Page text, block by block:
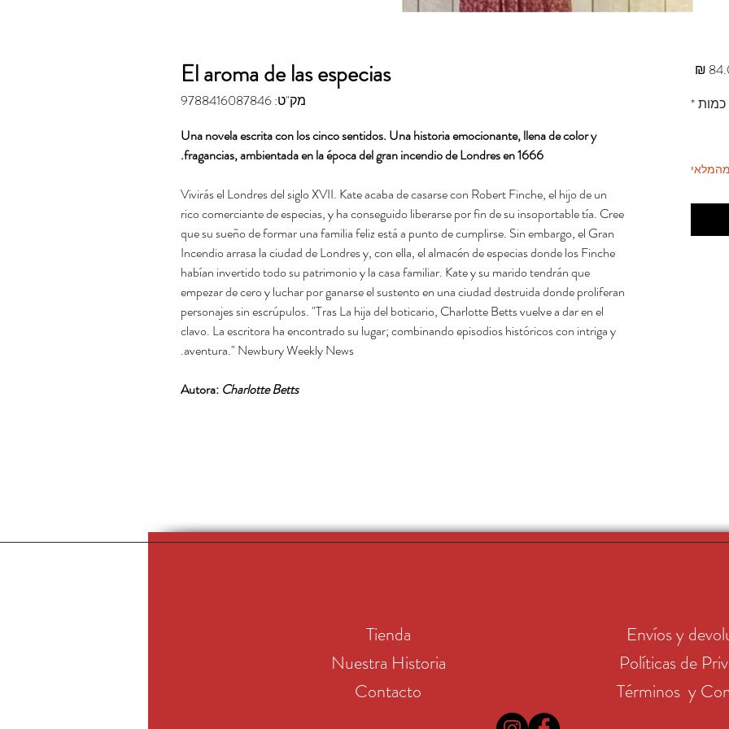
El aroma de las especias
מק"ט: 9788416087846
Una novela escrita con los cinco sentidos. Una historia emocionante, llena de color y
fragancias, ambientada en la época del gran incendio de Londres en 1666.
Vivirás el Londres del siglo XVII. Kate acaba de casarse con Robert Finche, el hijo de un
rico comerciante de especias, y ha conseguido liberarse por fin de su insoportable tía. Cree
que su sueño de formar una familia feliz está a punto de cumplirse. Sin embargo, el Gran
Incendio arrasa la ciudad de Londres y, con ella, el almacén de especias donde los Finche
habían invertido todo su patrimonio y la casa familiar. Kate y su marido tendrán que
empezar de cero y luchar por ganarse el sustento en una ciudad destruida donde proliferan
personajes sin escrúpulos. "Tras La hija del boticario, Charlotte Betts vuelve a dar en el
clavo. La escritora ha encontrado su lugar; combinando episodios históricos con intriga y
aventura." Newbury Weekly News.
Autora: Charlotte Betts
כמות*
Tienda
Nuestra Historia
Contacto
Envíos y
Políticas de
Términos y